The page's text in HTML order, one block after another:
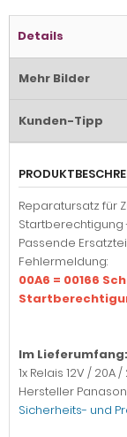
Details
Mehr Bilder
Kunden-Tipp
Reparatursatz für
Startberechtigung
Passende
Fehlermeldung:
00A6 = 00166
Im Lieferumfang:
1x Relais 12V / 20A
Hersteller
Sicherheits- und